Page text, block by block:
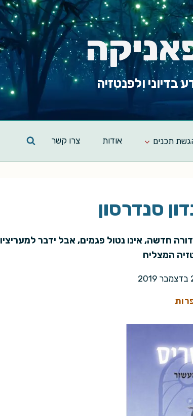
ולפנטזיה
תכנים אודות צרו קשר
סנדרסון
חדשה, אינו נטול פגמים, אבל ידבר למעריציו
המצליח